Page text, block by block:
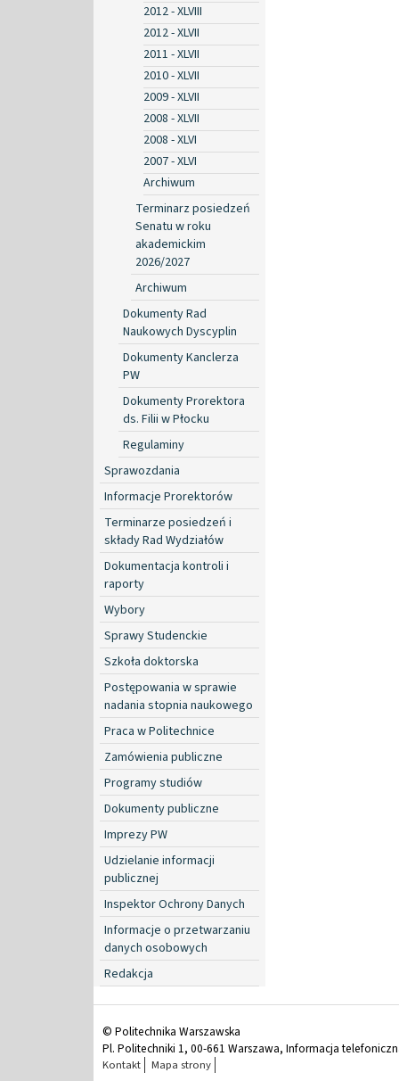
2012 - XLVIII
2012 - XLVII
2011 - XLVII
2010 - XLVII
2009 - XLVII
2008 - XLVII
2008 - XLVI
2007 - XLVI
Archiwum
Terminarz posiedzeń
Senatu w roku
akademickim
2026/2027
Archiwum
Dokumenty Rad
Naukowych Dyscyplin
Dokumenty Kanclerza
PW
Dokumenty Prorektora
ds. Filii w Płocku
Regulaminy
Sprawozdania
Informacje Prorektorów
Terminarze posiedzeń i
składy Rad Wydziałów
Dokumentacja kontroli i
raporty
Wybory
Sprawy Studenckie
Szkoła doktorska
Postępowania w sprawie
nadania stopnia naukowego
Praca w Politechnice
Zamówienia publiczne
Programy studiów
Dokumenty publiczne
Imprezy PW
Udzielanie informacji
publicznej
Inspektor Ochrony Danych
Informacje o przetwarzaniu
danych osobowych
Redakcja
© Politechnika Warszawska
Pl. Politechniki 1, 00-661 Warszawa, Informacja
Kontakt Mapa strony